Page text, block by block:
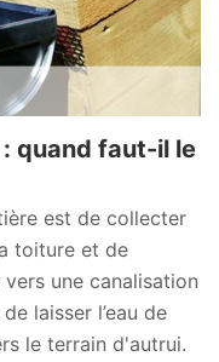
quand faut-il le
est de collecter
toiture et de
vers une canalisation
laisser l’eau de
le terrain d'autrui.